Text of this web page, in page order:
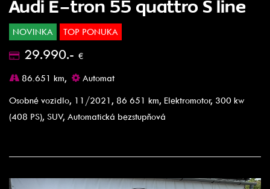
NOVINKA TOP PONUKA
29.990.- €
86.651 km,
Automat
Osobné vozidlo, 11/2021, 86 651 km, Elektromotor, 300 kw
(408 PS), SUV, Automatická bezstupňová